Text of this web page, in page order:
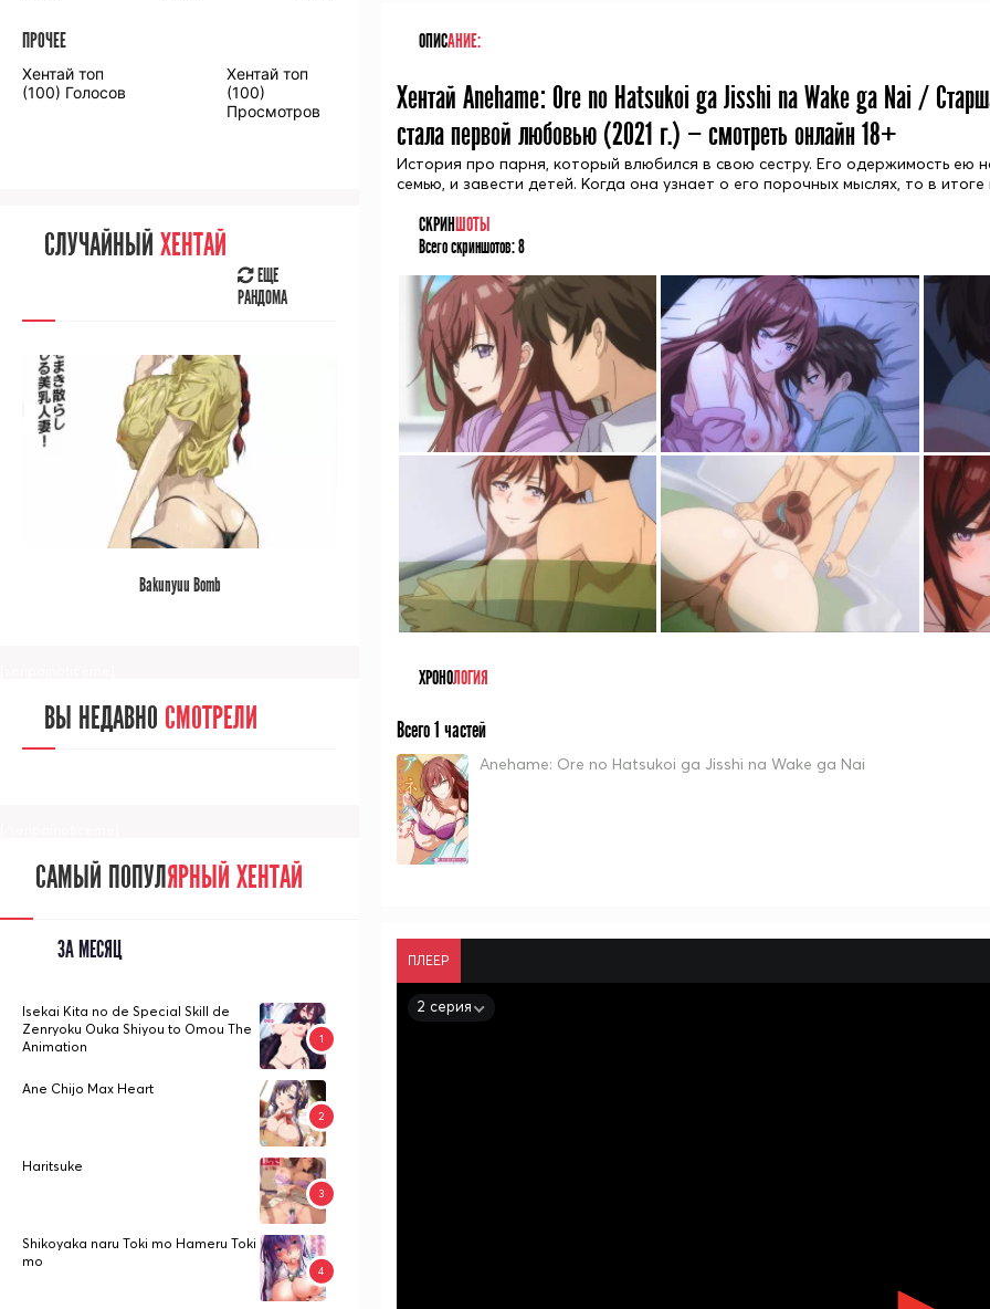
ОПИСАНИЕ:
Хентай Anehame: Ore no Hatsukoi ga Jisshi na Wake ga Nai /
стала первой любовью (2021 г.) — смотреть онлайн 18+
История про парня, который влюбился в свою сестру. Его одержимость ею
семью, и завести детей. Когда она узнает о его порочных мыслях, то в
СКРИНШОТЫ
Всего скриншотов:8
ХРОНОЛОГИЯ
Всего 1 частей
Anehame: Ore no Hatsukoi ga Jisshi na Wake ga Nai
ПЛЕЕР
2 серия
ПРОЧЕЕ
Аниме фильмы Аниме OVA
СЛУЧАЙНОЕ АНИМЕ
РАНДОМА
ВЫ НЕДАВНОСМОТРЕЛИ
САМЫЙ ПОПУЛЯРНЫЙ АНИМЕ
ПРОЧЕЕ
Хентай топ
(100) Голосов
Хентай топ
(100)
Просмотров
СЛУЧАЙНЫЙ ХЕНТАЙ
ЕЩЕ
РАНДОМА
Bakunyuu Bomb
ВЫ НЕДАВНО СМОТРЕЛИ
САМЫЙ ПОПУЛЯРНЫЙ ХЕНТАЙ
ЗА МЕСЯЦ
Isekai Kita no de Special Skill de
Zenryoku Ouka Shiyou to Omou The
Animation
Ane Chijo Max Heart
Haritsuke
Shikoyaka naru Toki mo Hameru Toki
mo